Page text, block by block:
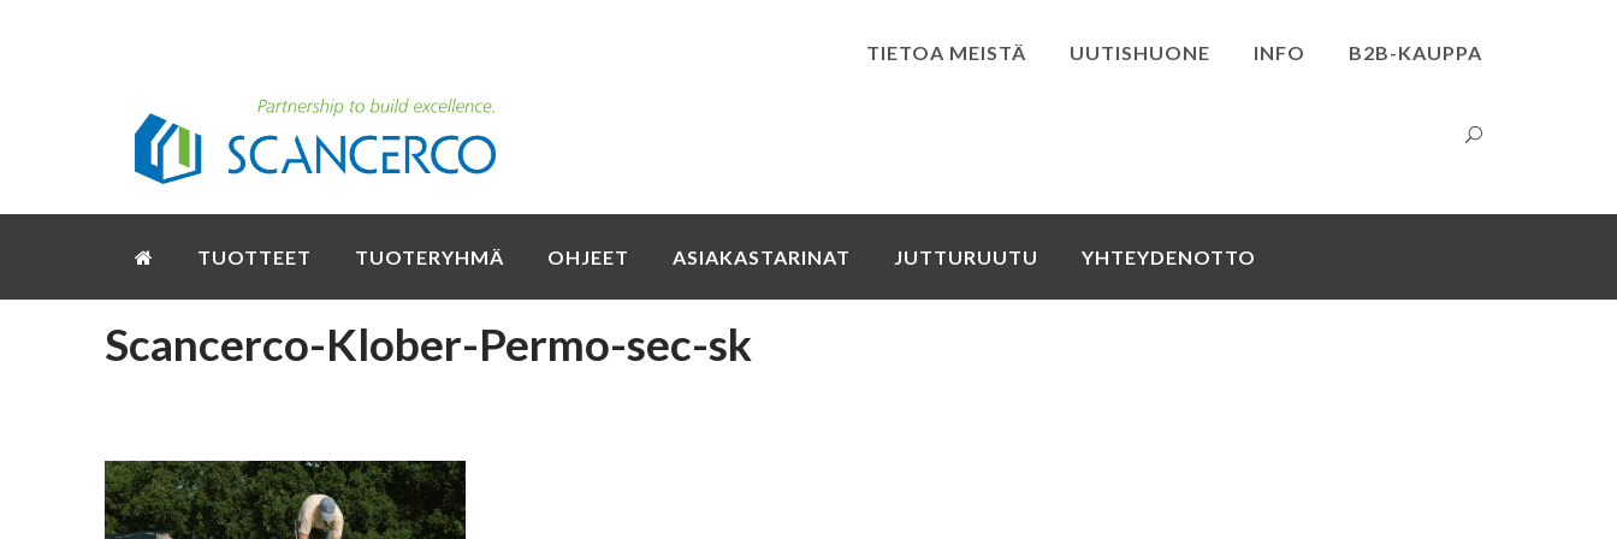
TIETOA MEISTÄ UUTISHUONE INFO B2B-KAUPPA
TUOTTEET TUOTERYHMÄ OHJEET ASIAKASTARINAT JUTTURUUTU YHTEYDENOTTO
Scancerco-Klober-Permo-sec-sk